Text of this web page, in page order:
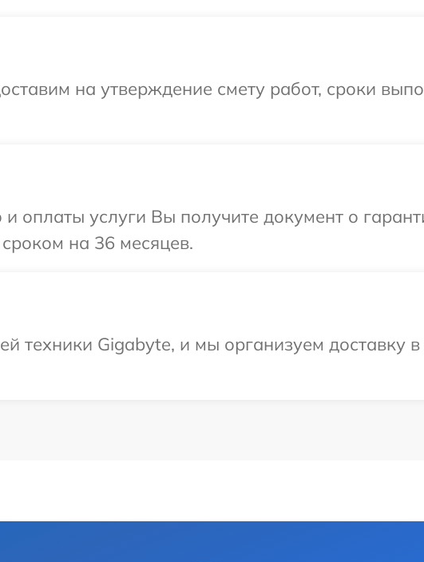
на утверждение смету работ, сроки
и оплаты услуги Вы получите документ о
на 36 месяцев.
техники Gigabyte, и мы организуем доставку в